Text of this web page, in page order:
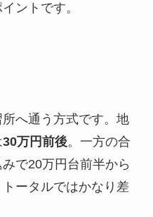
ントです。
へ通う方式です。地
30万円前後。一方の合
で20万円台前半から
ータルではかなり差